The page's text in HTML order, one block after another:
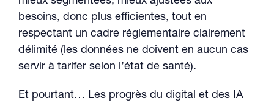
besoins, donc plus efficientes, tout en
respectant un cadre réglementaire clairement
délimité (les données ne doivent en aucun cas
servir à tarifer selon l’état de santé).
Et pourtant… Les progrès du digital et des IA